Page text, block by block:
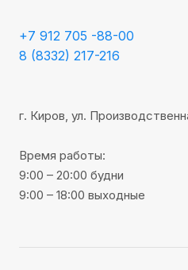
+7 912 705 -88-00
8 (8332) 217-216
г. Киров, ул.
Время работы:
9:00 – 20:00 будни
9:00 – 18:00 выходные